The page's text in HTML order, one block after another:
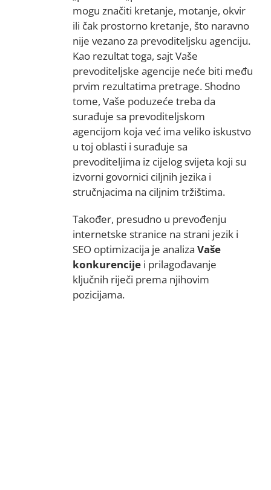
mogu značiti kretanje, motanje, okvir
ili čak prostorno kretanje, što naravno
nije vezano za prevoditeljsku agenciju.
Kao rezultat toga, sajt Vaše
prevoditeljske agencije neće biti među
prvim rezultatima pretrage. Shodno
tome, Vaše poduzeće treba da
surađuje sa prevoditeljskom
agencijom koja već ima veliko iskustvo
u toj oblasti i surađuje sa
prevoditeljima iz cijelog svijeta koji su
izvorni govornici ciljnih jezika i
stručnjacima na ciljnim tržištima.
Također, presudno u prevođenju
internetske stranice na strani jezik i
SEO optimizacija je analiza Vaše
konkurencije i prilagođavanje
ključnih riječi prema njihovim
pozicijama.